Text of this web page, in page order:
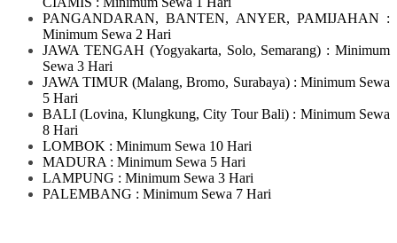
PANGANDARAN, BANTEN, ANYER, PAMIJAHAN :
Minimum Sewa 2 Hari
JAWA TENGAH (Yogyakarta, Solo, Semarang) : Minimum
Sewa 3 Hari
JAWA TIMUR(Malang, Bromo, Surabaya) : Minimum Sewa
5 Hari
BALI (Lovina, Klungkung, City Tour Bali) : Minimum Sewa
8 Hari
LOMBOK : Minimum Sewa 10 Hari
MADURA : Minimum Sewa 5 Hari
LAMPUNG : Minimum Sewa 3 Hari
PALEMBANG : Minimum Sewa 7 Hari